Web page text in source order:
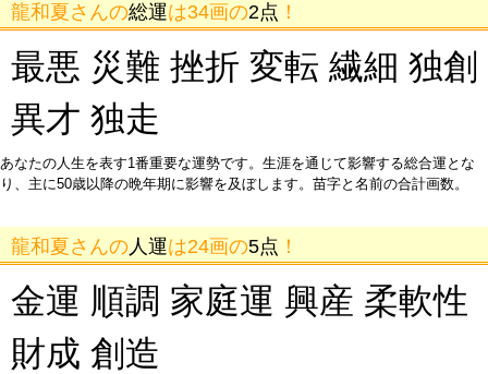
龍和夏さんの総運は34画の2点 ！
最悪 災難 挫折 変転 繊細 独創
異才 独走
あなたの人生を表す1番重要な運勢です。生涯を通じて影響する総合運とな
り、主に50歳以降の晩年期に影響を及ぼします。苗字と名前の合計画数。
龍和夏さんの 人運は24画の5点 ！
金運 順調 家庭運 興産 柔軟性
財成 創造